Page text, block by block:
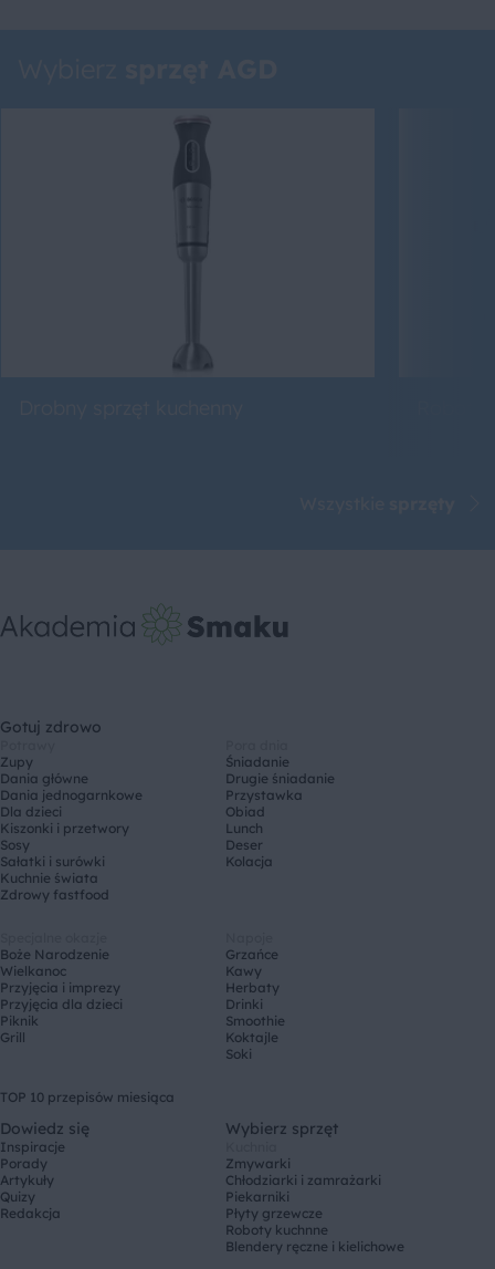
Gotuj zdrowo
Zupy
Dania główne
Dania jednogarnkowe
Dla dzieci
Kiszonki i przetwory
Sosy
Sałatki i surówki
Kuchnie świata
Zdrowy fastfood
Śniadanie
Drugie śniadanie
Przystawka
Obiad
Lunch
Deser
Kolacja
Boże Narodzenie
Wielkanoc
Przyjęcia i imprezy
Przyjęcia dla dzieci
Piknik
Grill
Grzańce
Kawy
Herbaty
Drinki
Smoothie
Koktajle
Soki
TOP 10 przepisów miesiąca
Dowiedz się
Inspiracje
Porady
Artykuły
Quizy
Redakcja
Wybierz sprzęt
Zmywarki
Chłodziarki i zamrażarki
Piekarniki
Płyty grzewcze
Roboty kuchnne
Blendery ręczne i kielichowe